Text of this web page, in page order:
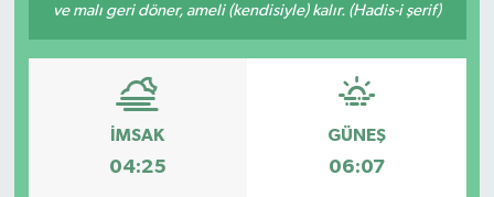
ve malı geri döner, ameli (kendisiyle) kalır. (Hadis-i şerif)
İMSAK
04:25
GÜNEŞ
06:07
Siyaset